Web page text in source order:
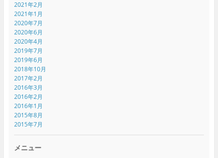
2021年2月
2021年1月
2020年7月
2020年6月
2020年4月
2019年7月
2019年6月
2018年10月
2017年2月
2016年3月
2016年2月
2016年1月
2015年8月
2015年7月
メニュー